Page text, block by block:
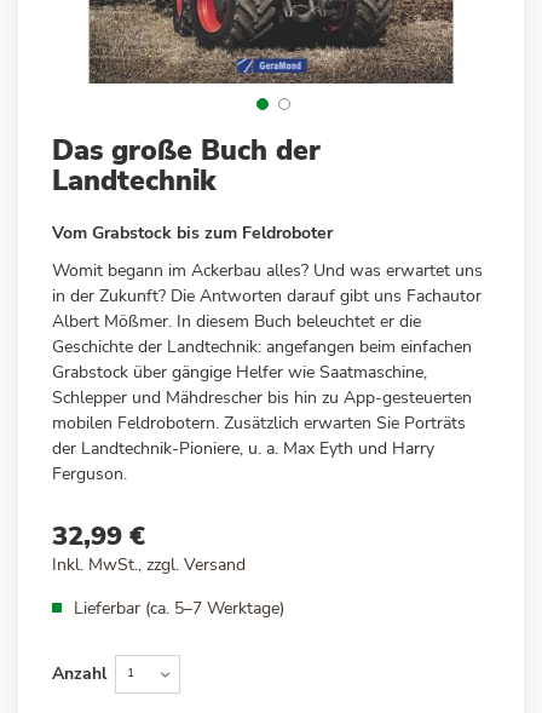
Anfang
der
springen
Das große Buch der
Landtechnik
Vom Grabstock bis zum Feldroboter
Womit begann im Ackerbau alles? Und was erwartet uns
in der Zukunft? Die Antworten darauf gibt uns Fachautor
Albert Mößmer. In diesem Buch beleuchtet er die
Geschichte der Landtechnik: angefangen beim einfachen
Grabstock über gängige Helfer wie Saatmaschine,
Schlepper und Mähdrescher bis hin zu App-gesteuerten
mobilen Feldrobotern. Zusätzlich erwarten Sie Porträts
der Landtechnik-Pioniere, u. a. Max Eyth und Harry
Ferguson.
32,99 €
Inkl. MwSt., zzgl. Versand
Lieferbar (ca. 5–7 Werktage)
Anzahl